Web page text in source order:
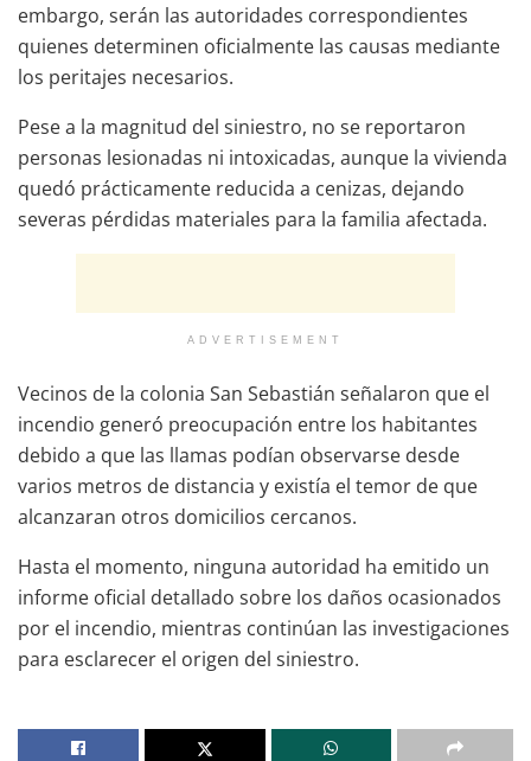
embargo, serán las autoridades correspondientes
quienes determinen oficialmente las causas mediante
los peritajes necesarios.
Pese a la magnitud del siniestro, no se reportaron
personas lesionadas ni intoxicadas, aunque la vivienda
quedó prácticamente reducida a cenizas, dejando
severas pérdidas materiales para la familia afectada.
ADVERTISEMENT
Vecinos de la colonia San Sebastián señalaron que el
incendio generó preocupación entre los habitantes
debido a que las llamas podían observarse desde
varios metros de distancia y existía el temor de que
alcanzaran otros domicilios cercanos.
Hasta el momento, ninguna autoridad ha emitido un
informe oficial detallado sobre los daños ocasionados
por el incendio, mientras continúan las investigaciones
para esclarecer el origen del siniestro.